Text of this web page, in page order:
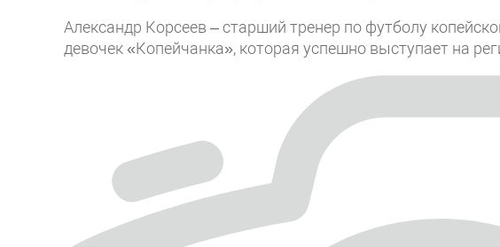
Александр Корсеев – старший тренер по футболу
девочек «Копейчанка», которая успешно выступает на